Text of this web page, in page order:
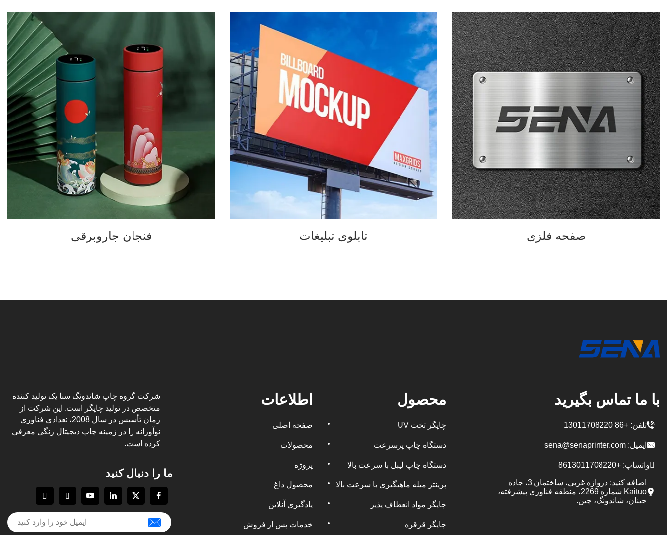
صفحه فلزی تابلوی تبلیغات فنجان جاروبرقی
شرکت گروه چاپ شاندونگ سنا یک تولید کننده
متخصص در تولید چاپگر است. این شرکت از
زمان تأسیس در سال 2008، تعدادی فناوری
نوآورانه را در زمینه چاپ دیجیتال رنگی معرفی
کرده است.
ما را دنبال کنید
اطلاعات
صفحه اصلی
محصولات
پروژه
محصول داغ
یادگیری آنلاین
خدمات پس از فروش
محصول
چاپگر تخت UV
دستگاه چاپ پرسرعت
دستگاه چاپ لیبل با سرعت بالا
پرینتر میله ماهیگیری با سرعت بالا
چاپگر مواد انعطاف پذیر
چاپگر قرقره
با ما تماس بگیرید
تلفن: +86 13011708220
ایمیل: sena@senaprinter.com
واتساپ: +8613011708220
اضافه کنید: دروازه غربی، ساختمان 3، جاده
Kaituo شماره 2269، منطقه فناوری پیشرفته،
جینان، شاندونگ، چین.